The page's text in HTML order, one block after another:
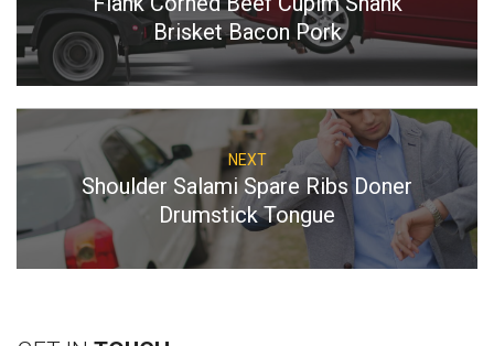
Brisket Bacon Pork
NEXT
Shoulder Salami Spare Ribs Doner
Drumstick Tongue